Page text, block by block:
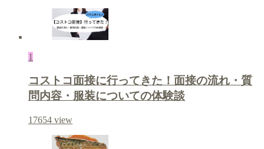
1
コストコ面接に行ってきた！面接の流れ・質
問内容・服装についての体験談
17654 view